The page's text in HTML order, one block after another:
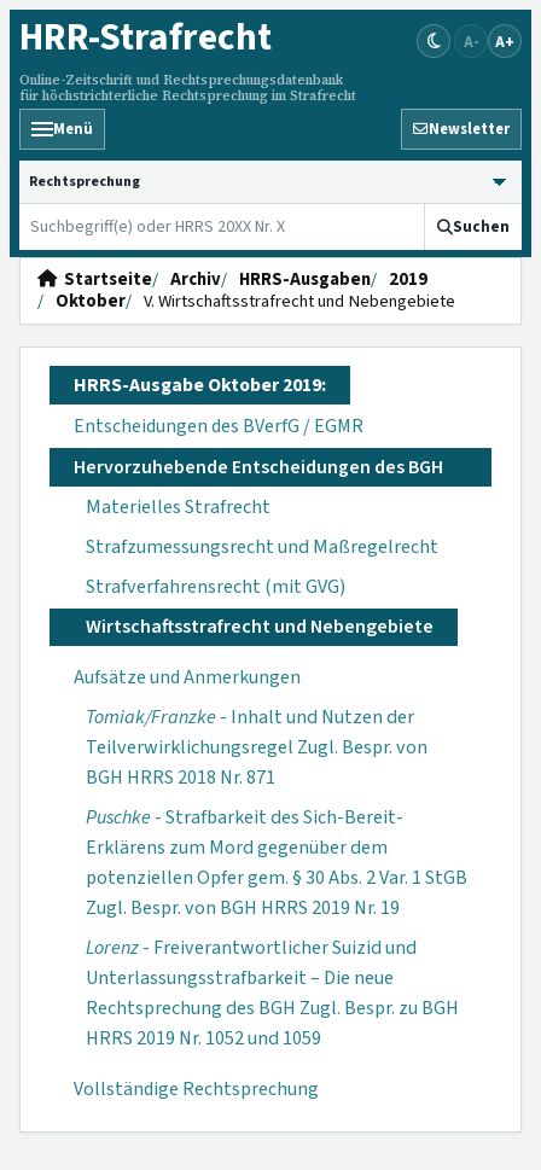
HRR-Strafrecht
Online-Zeitschrift und Rechtsprechungsdatenbank
für höchstrichterliche Rechtsprechung im Strafrecht
A- A+
Menü Newsletter
HRRS durchsuchen
Suchen
Startseite Archiv HRRS-Ausgaben
2019
Oktober
V. Wirtschaftsstrafrecht und Nebengebiete
HRRS-Ausgabe Oktober 2019:
Entscheidungen des BVerfG / EGMR
Hervorzuhebende Entscheidungen des BGH
Materielles Strafrecht
Strafzumessungsrecht und Maßregelrecht
Strafverfahrensrecht (mit GVG)
Wirtschaftsstrafrecht und Nebengebiete
Aufsätze und Anmerkungen
Tomiak/Franzke- Inhalt und Nutzen der
Teilverwirklichungsregel Zugl. Bespr. von
BGH HRRS 2018 Nr. 871
Puschke- Strafbarkeit des Sich-Bereit-
Erklärens zum Mord gegenüber dem
potenziellen Opfer gem. § 30 Abs. 2 Var. 1 StGB
Zugl. Bespr. von BGH HRRS 2019 Nr. 19
Lorenz- Freiverantwortlicher Suizid und
Unterlassungsstrafbarkeit – Die neue
Rechtsprechung des BGH Zugl. Bespr. zu BGH
HRRS 2019 Nr. 1052 und 1059
Vollständige Rechtsprechung